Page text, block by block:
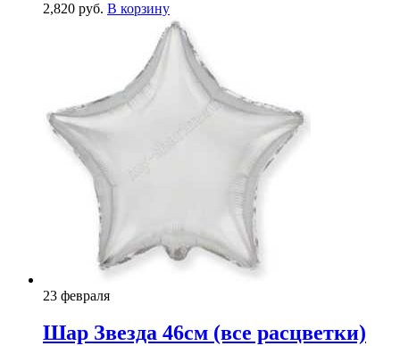
2,820 руб. В корзину
23 февраля
Шар Звезда 46см (все расцветки)